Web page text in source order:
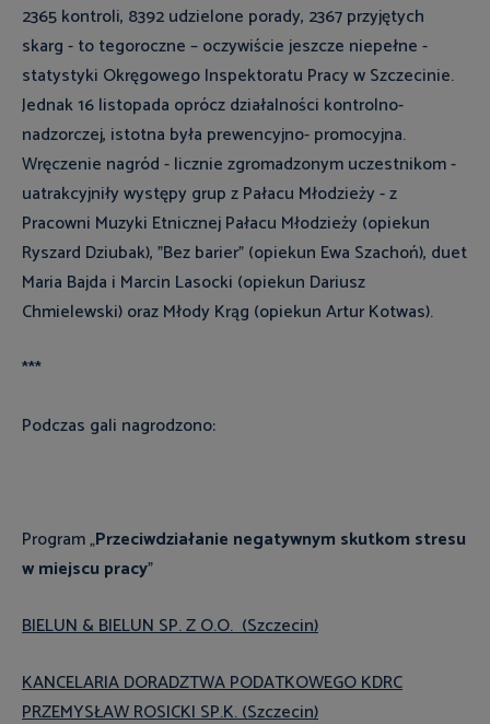
2365 kontroli, 8392 udzielone porady, 2367 przyjętych
skarg - to tegoroczne – oczywiście jeszcze niepełne -
statystyki Okręgowego Inspektoratu Pracy w Szczecinie.
Jednak 16 listopada oprócz działalności kontrolno-
nadzorczej, istotna była prewencyjno- promocyjna.
Wręczenie nagród - licznie zgromadzonym uczestnikom -
uatrakcyjniły występy grup z Pałacu Młodzieży - z
Pracowni Muzyki Etnicznej Pałacu Młodzieży (opiekun
Ryszard Dziubak), "Bez barier" (opiekun Ewa Szachoń), duet
Maria Bajda i Marcin Lasocki (opiekun Dariusz
Chmielewski) oraz Młody Krąg (opiekun Artur Kotwas).
***
Podczas gali nagrodzono:
Program „Przeciwdziałanie negatywnym skutkom stresu
w miejscu pracy”
BIELUN & BIELUN SP. Z O.O. (Szczecin)
KANCELARIA DORADZTWA PODATKOWEGO KDRC
PRZEMYSŁAW ROSICKI SP.K. (Szczecin)